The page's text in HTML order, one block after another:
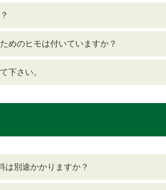
めのヒモは付いていますか？
下さい。
は別途かかりますか？